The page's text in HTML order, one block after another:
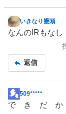
掲
示
事
いきなり饅頭
なんの IR もなし
返信
掲
示
509*****
で き だ か